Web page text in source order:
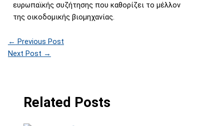
ευρωπαϊκής συζήτησης που καθορίζει το μέλλον
της οικοδομικής βιομηχανίας.
← Previous Post
Next Post →
Related Posts